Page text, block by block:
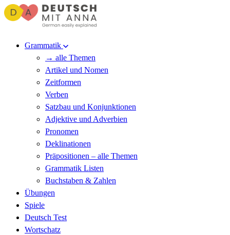
Grammatik
→ alle Themen
Artikel und Nomen
Zeitformen
Verben
Satzbau und Konjunktionen
Adjektive und Adverbien
Pronomen
Deklinationen
Präpositionen – alle Themen
Grammatik Listen
Buchstaben & Zahlen
Übungen
Spiele
Deutsch Test
Wortschatz